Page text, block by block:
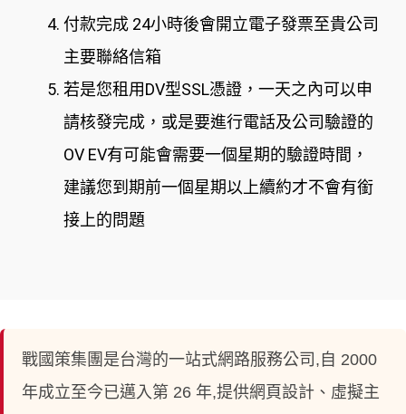
付款完成 24小時後會開立電子發票至貴公司
主要聯絡信箱
若是您租用DV型SSL憑證，一天之內可以申
請核發完成，或是要進行電話及公司驗證的
OV EV有可能會需要一個星期的驗證時間，
建議您到期前一個星期以上續約才不會有銜
接上的問題
戰國策集團是台灣的一站式網路服務公司,自 2000
年成立至今已邁入第 26 年,提供網頁設計、虛擬主